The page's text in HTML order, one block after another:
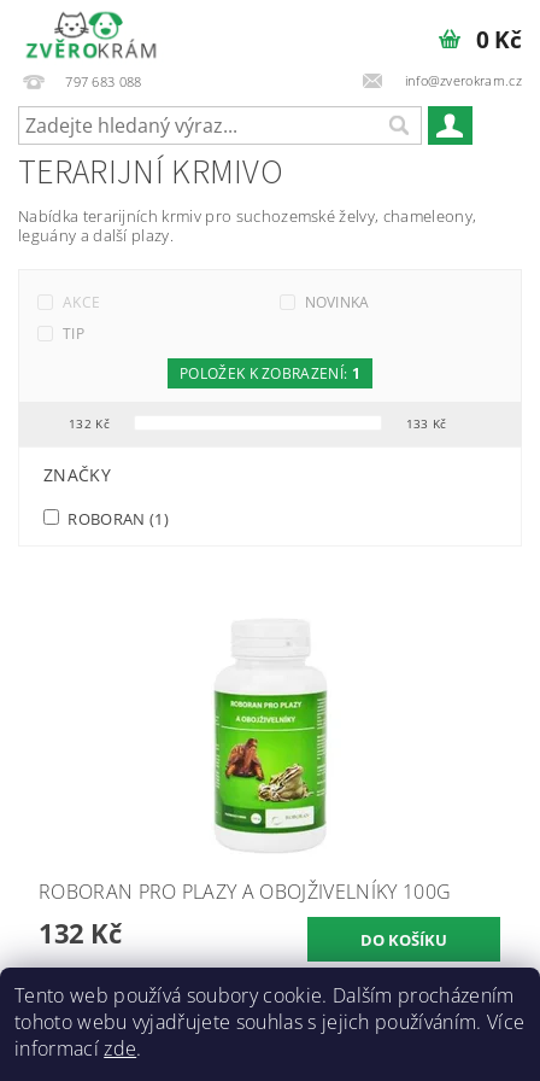
797 683 088 info@zverokram.cz
0 Kč
TERARIJNÍ KRMIVO
Nabídka terarijních krmiv pro suchozemské želvy, chameleony,
leguány a další plazy.
AKCE
NOVINKA
TIP
132 Kč 133 Kč
POLOŽEK K ZOBRAZENÍ: 1
FILTR PODLE PARAMETRŮ, VLASTNOSTÍ A VÝROBCŮ
ZNAČKY
ROBORAN (1)
ROBORAN PRO PLAZY A OBOJŽIVELNÍKY 100G
132 Kč
Doprava a platba
Tento web používá soubory cookie. Dalším procházením
tohoto webu vyjadřujete souhlas s jejich používáním. Více
informacízde.